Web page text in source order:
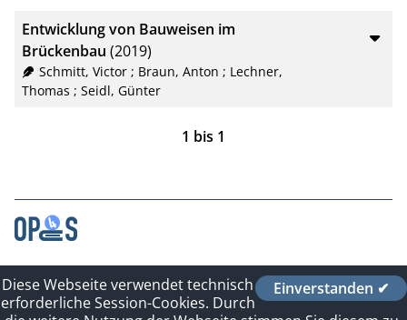
20
Entwicklung von Bauweisen im
Brückenbau (2019)
Schmitt, Victor; Braun, Anton ; Lechner,
Thomas ; Seidl, Günter
1 bis 1
Kontakt
Impressum
Datenschutzerklärung
Einverstanden ✔
Diese Webseite verwendet technisch
erforderliche Session-Cookies. Durch